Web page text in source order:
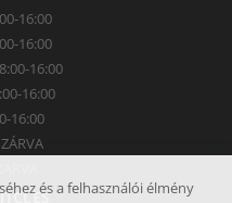
16:00
16:00
16:00
16:00
16:00
és a felhasználói élmény